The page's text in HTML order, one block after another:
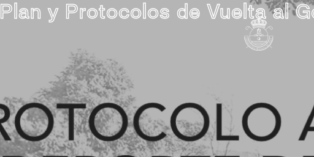
Plan y Protocolos de Vuelta al